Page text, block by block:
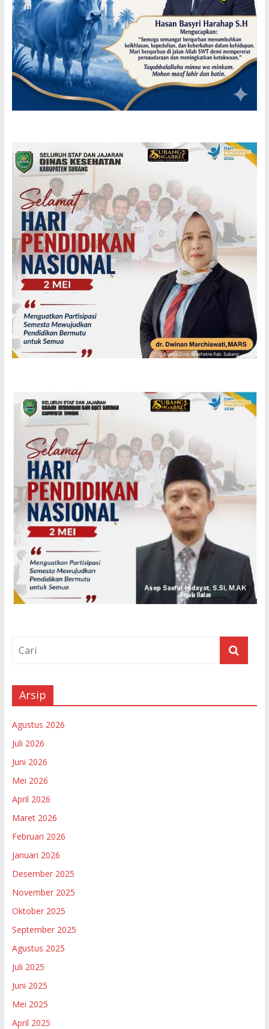
Arsip
Agustus 2026
Juli 2026
Juni 2026
Mei 2026
April 2026
Maret 2026
Februari 2026
Januari 2026
Desember 2025
November 2025
Oktober 2025
September 2025
Agustus 2025
Juli 2025
Juni 2025
Mei 2025
April 2025